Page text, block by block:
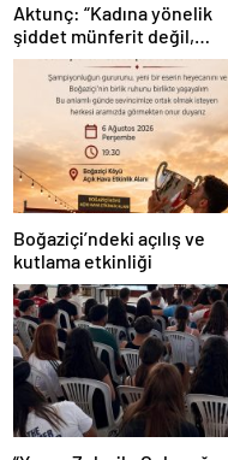
Aktunç: “Kadına yönelik
şiddet münferit değil,
sistematik bir toplumsal
sorundur”
Boğaziçi’ndeki açılış ve
kutlama etkinliği